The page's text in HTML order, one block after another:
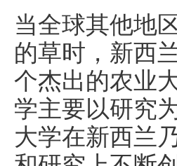
当全球其他地
的草时，新西
个杰出的农业
学主要以研究
大学在新西兰